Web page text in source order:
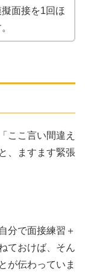
面接を1回ほ
ここ言い間違え
、ますます緊張
分で面接練習＋
ておけば、そん
が伝わっていま